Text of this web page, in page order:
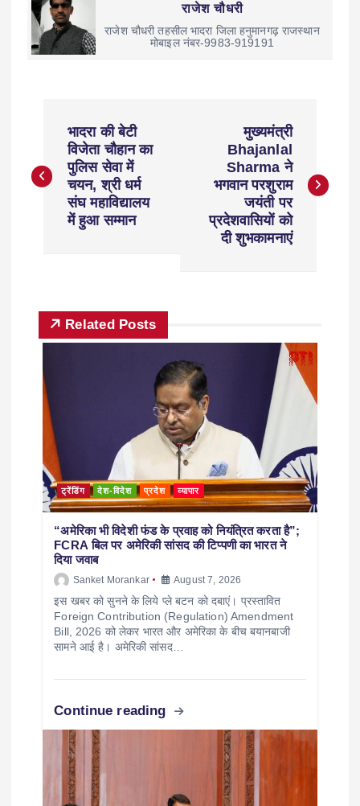
राजेश चौधरी
राजेश चौधरी तहसील भादरा जिला हनुमानगढ़ राजस्थान
मोबाइल नंबर-9983-919191
भादरा की बेटी
विजेता चौहान का
पुलिस सेवा में
चयन, श्री धर्म
संघ महाविद्यालय
में हुआ सम्मान
मुख्यमंत्री
Bhajanlal
Sharma ने
भगवान परशुराम
जयंती पर
प्रदेशवासियों को
दी शुभकामनाएं
Related Posts
ट्रेंडिंग देश-विदेश प्रदेश व्यापार
“अमेरिका भी विदेशी फंड के प्रवाह को नियंत्रित करता है”;
FCRA बिल पर अमेरिकी सांसद की टिप्पणी का भारत ने
दिया जवाब
Sanket Morankar August 7, 2026
इस खबर को सुनने के लिये प्ले बटन को दबाएं। प्रस्तावित
Foreign Contribution (Regulation) Amendment
Bill, 2026 को लेकर भारत और अमेरिका के बीच बयानबाजी
सामने आई है। अमेरिकी सांसद…
Continue reading